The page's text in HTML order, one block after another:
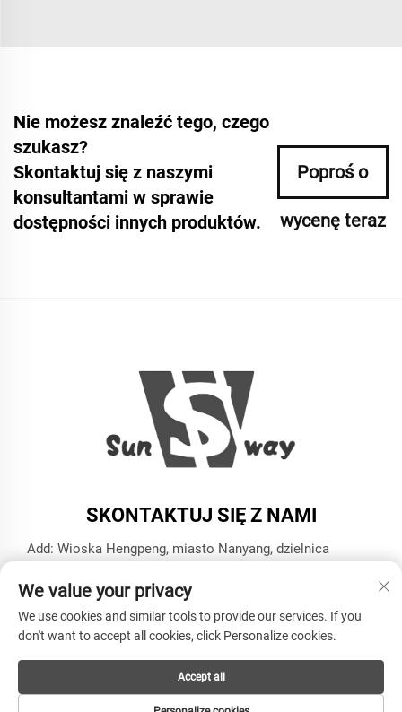
Nie możesz znaleźć tego, czego
szukasz?
Skontaktuj się z naszymi
konsultantami w sprawie
dostępności innych produktów.
Poproś o
wycenę teraz
SKONTAKTUJ SIĘ Z NAMI
Add: Wioska Hengpeng, miasto Nanyang, dzielnica
Tel.:+86-13606543282
E-mail:[email protected]
Copyright © HANGZHOU SUNWAY INDUSTRY CO.,LTD
Wszelkie prawa zastrzeżone -Polityka prywatności
We value your privacy
We use cookies and similar tools to provide our services. If you
don't want to accept all cookies, click Personalize cookies.
Accept all